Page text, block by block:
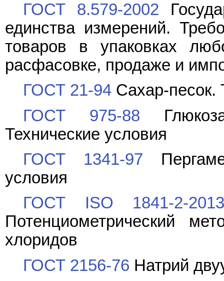
ГОСТ 8.579-2002
единства измерений.
товаров в упаковках
расфасовке, продаже и
ГОСТ 21-94 Сахар-песок.
ГОСТ 975-88
Технические условия
ГОСТ 1341-97
условия
ГОСТ ISO 1841-2-2013
Потенциометрический
хлоридов
ГОСТ 2156-76 Натрий